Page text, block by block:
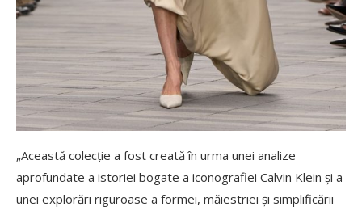
„Această colecție a fost creată în urma unei analize
aprofundate a istoriei bogate a iconografiei Calvin Klein și a
unei explorări riguroase a formei, măiestriei și simplificării